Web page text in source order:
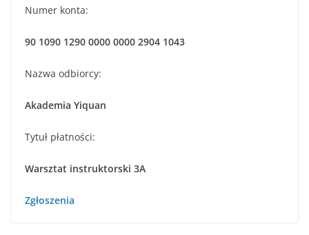
Numer konta:
90 1090 1290 0000 0000 2904 1043
Nazwa odbiorcy:
Akademia Yiquan
Tytuł płatności:
Warsztat instruktorski 3A
Zgłoszenia